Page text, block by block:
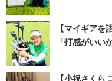
【マイギア
「打感がいい
【小祝さく